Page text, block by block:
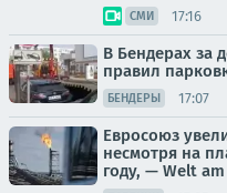
СМИ 17:16
В Бендерах за
правил
БЕНДЕРЫ 17:07
Евросоюз
несмотря на
году, — Welt